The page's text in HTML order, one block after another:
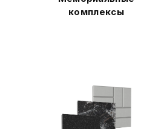
комплексы